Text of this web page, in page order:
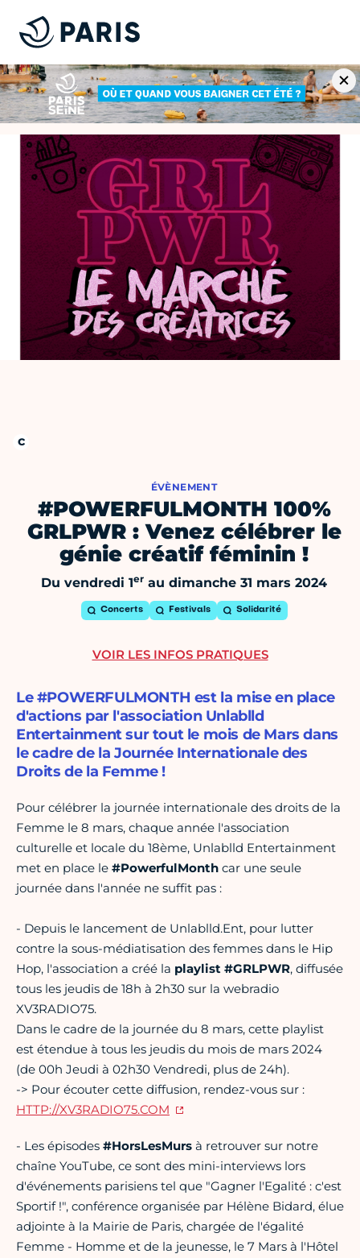
ÉVÈNEMENT
#POWERFULMONTH 100%
GRLPWR : Venez célébrer le
génie créatif féminin !
Du vendredi 1er au dimanche 31 mars 2024
Concerts Festivals Solidarité
Le #POWERFULMONTH est la mise en place
d'actions par l'association Unlablld
Entertainment sur tout le mois de Mars dans
le cadre de la Journée Internationale des
Droits de la Femme !
Pour célébrer la journée internationale des droits de la
Femme le 8 mars, chaque année l'association
culturelle et locale du 18ème, Unlablld Entertainment
met en place le #PowerfulMonth car une seule
journée dans l'année ne suffit pas :
- Depuis le lancement de Unlablld.Ent, pour lutter
contre la sous-médiatisation des femmes dans le Hip
Hop, l'association a créé la playlist #GRLPWR, diffusée
tous les jeudis de 18h à 2h30 sur la webradio
XV3RADIO75.
Dans le cadre de la journée du 8 mars, cette playlist
est étendue à tous les jeudis du mois de mars 2024
(de 00h Jeudi à 02h30 Vendredi, plus de 24h).
-> Pour écouter cette diffusion, rendez-vous sur :
HTTP://XV3RADIO75.COM
- Les épisodes #HorsLesMurs à retrouver sur notre
chaîne YouTube, ce sont des mini-interviews lors
d'événements parisiens tel que "Gagner l'Egalité : c'est
Sportif !", conférence organisée par Hélène Bidard, élue
adjointe à la Mairie de Paris, chargée de l'égalité
Femme - Homme et de la jeunesse, le 7 Mars à l'Hôtel
VOIR LES INFOS PRATIQUES